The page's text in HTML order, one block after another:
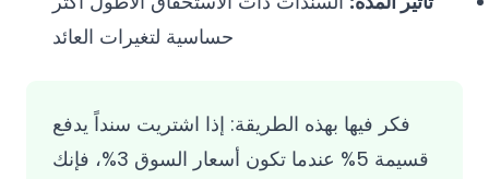
حساسية لتغيرات العائد
فكر فيها بهذه الطريقة: إذا اشتريت سنداً يدفع
قسيمة 5% عندما تكون أسعار السوق 3%، فإنك